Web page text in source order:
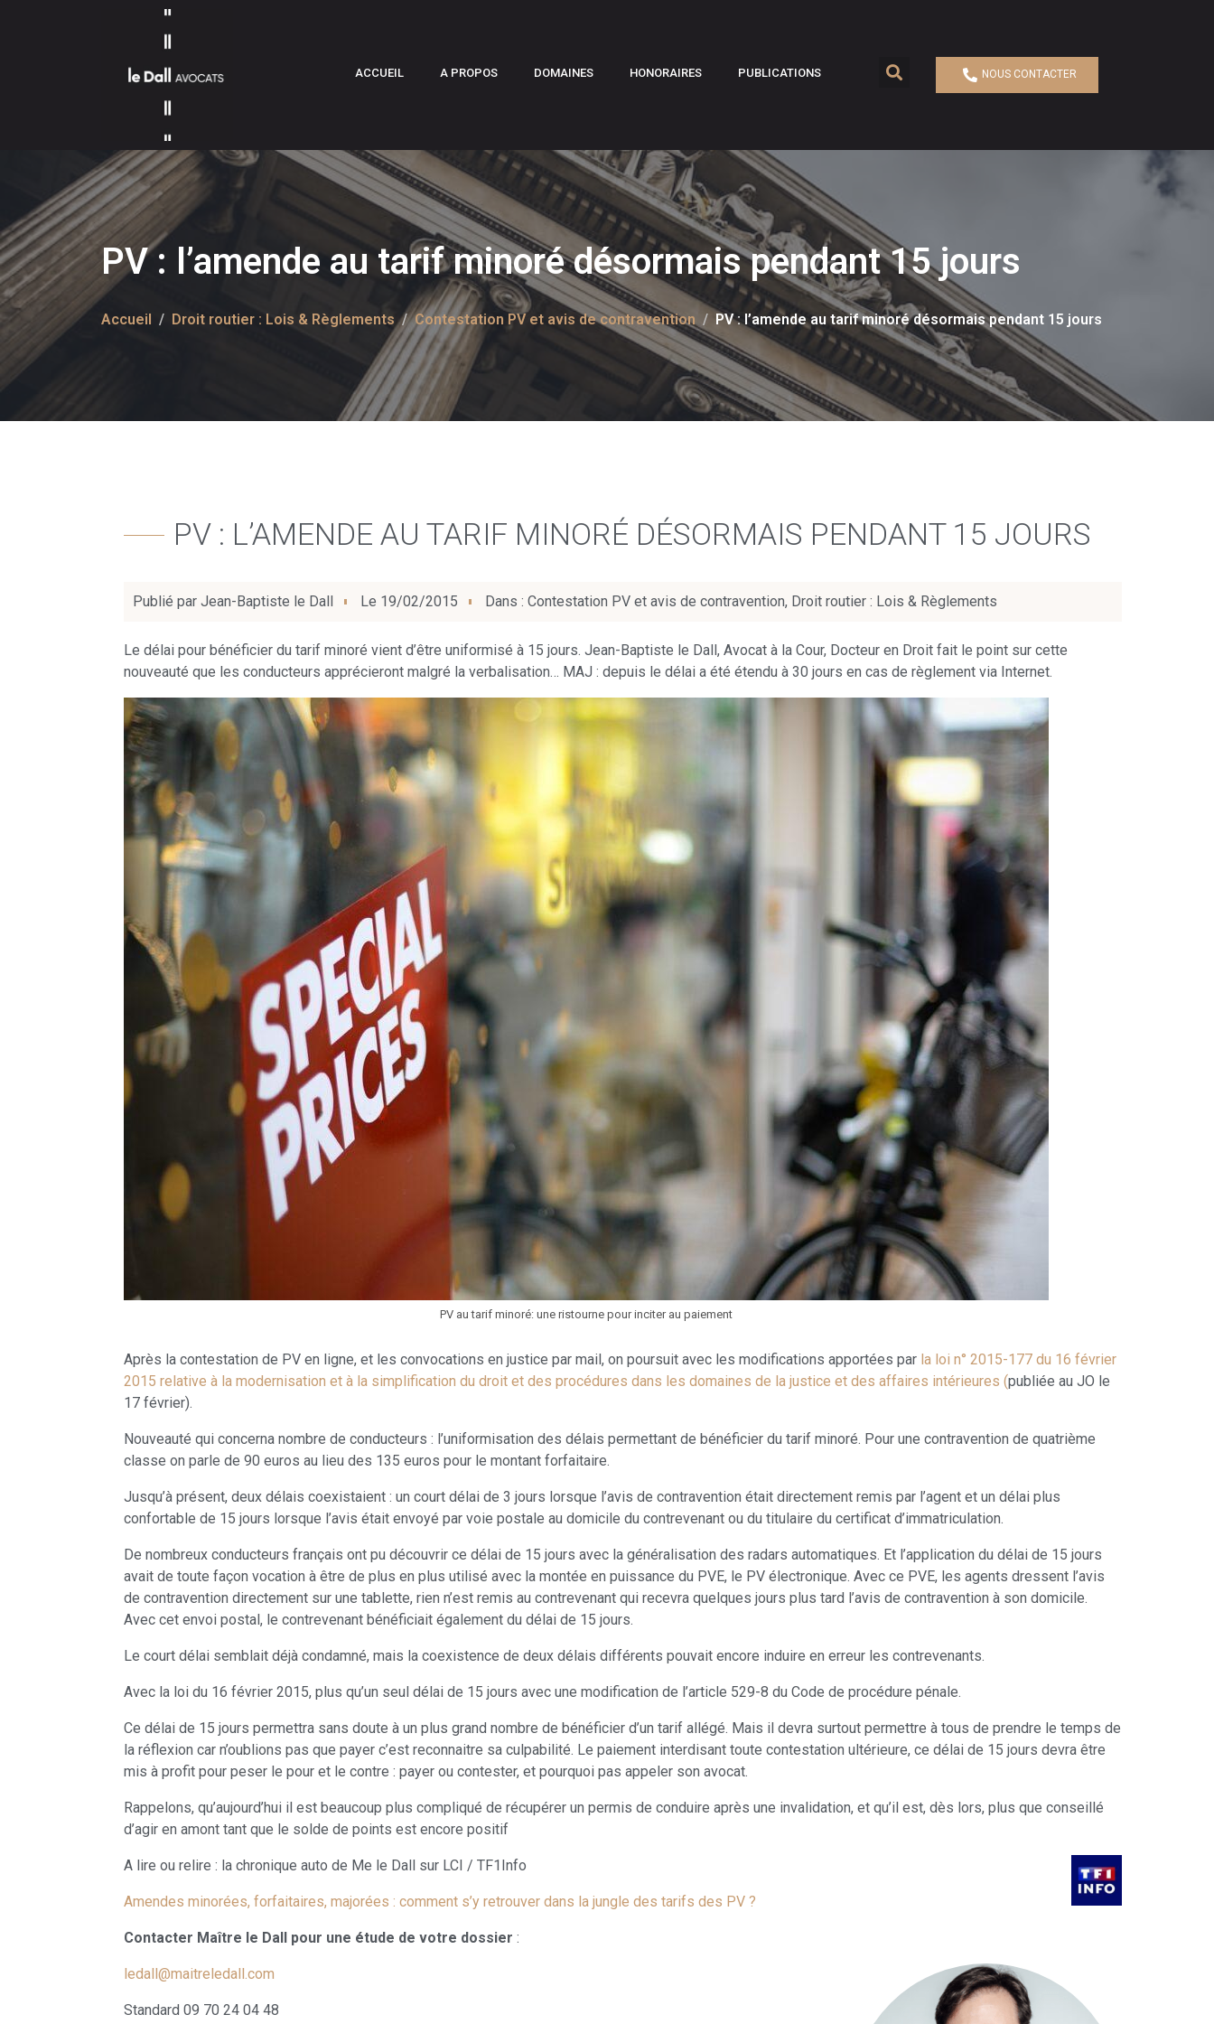
ACCUEIL A PROPOS DOMAINES HONORAIRES PUBLICATIONS NOUS CONTACTER
PV : l’amende au tarif minoré désormais pendant 15 jours
Accueil Droit routier : Lois & Règlements Contestation PV et avis de contravention PV : l’amende au tarif minoré désormais pendant 15 jours
PV : L’AMENDE AU TARIF MINORÉ DÉSORMAIS PENDANT 15 JOURS
Publié par Jean-Baptiste le Dall Le 19/02/2015 Dans : Contestation PV et avis de contravention, Droit routier : Lois & Règlements
Le délai pour bénéficier du tarif minoré vient d’être uniformisé à 15 jours. Jean-Baptiste le Dall, Avocat à la Cour, Docteur en Droit fait le point sur cette
nouveauté que les conducteurs apprécieront malgré la verbalisation… MAJ : depuis le délai a été étendu à 30 jours en cas de règlement via Internet.
PV au tarif minoré: une ristourne pour inciter au paiement
Après la contestation de PV en ligne, et les convocations en justice par mail, on poursuit avec les modifications apportées par la loi n° 2015-177 du 16 février
2015 relative à la modernisation et à la simplification du droit et des procédures dans les domaines de la justice et des affaires intérieures (publiée au JO le
17 février).
Nouveauté qui concerna nombre de conducteurs : l’uniformisation des délais permettant de bénéficier du tarif minoré. Pour une contravention de quatrième
classe on parle de 90 euros au lieu des 135 euros pour le montant forfaitaire.
Jusqu’à présent, deux délais coexistaient : un court délai de 3 jours lorsque l’avis de contravention était directement remis par l’agent et un délai plus
confortable de 15 jours lorsque l’avis était envoyé par voie postale au domicile du contrevenant ou du titulaire du certificat d’immatriculation.
De nombreux conducteurs français ont pu découvrir ce délai de 15 jours avec la généralisation des radars automatiques. Et l’application du délai de 15 jours
avait de toute façon vocation à être de plus en plus utilisé avec la montée en puissance du PVE, le PV électronique. Avec ce PVE, les agents dressent l’avis
de contravention directement sur une tablette, rien n’est remis au contrevenant qui recevra quelques jours plus tard l’avis de contravention à son domicile.
Avec cet envoi postal, le contrevenant bénéficiait également du délai de 15 jours.
Le court délai semblait déjà condamné, mais la coexistence de deux délais différents pouvait encore induire en erreur les contrevenants.
Avec la loi du 16 février 2015, plus qu’un seul délai de 15 jours avec une modification de l’article 529-8 du Code de procédure pénale.
Ce délai de 15 jours permettra sans doute à un plus grand nombre de bénéficier d’un tarif allégé. Mais il devra surtout permettre à tous de prendre le temps de
la réflexion car n’oublions pas que payer c’est reconnaitre sa culpabilité. Le paiement interdisant toute contestation ultérieure, ce délai de 15 jours devra être
mis à profit pour peser le pour et le contre : payer ou contester, et pourquoi pas appeler son avocat.
Rappelons, qu’aujourd’hui il est beaucoup plus compliqué de récupérer un permis de conduire après une invalidation, et qu’il est, dès lors, plus que conseillé
d’agir en amont tant que le solde de points est encore positif
A lire ou relire : la chronique auto de Me le Dall sur LCI / TF1Info
Amendes minorées, forfaitaires, majorées : comment s’y retrouver dans la jungle des tarifs des PV ?
Contacter Maître le Dall pour une étude de votre dossier :
ledall@maitreledall.com
Standard 09 70 24 04 48